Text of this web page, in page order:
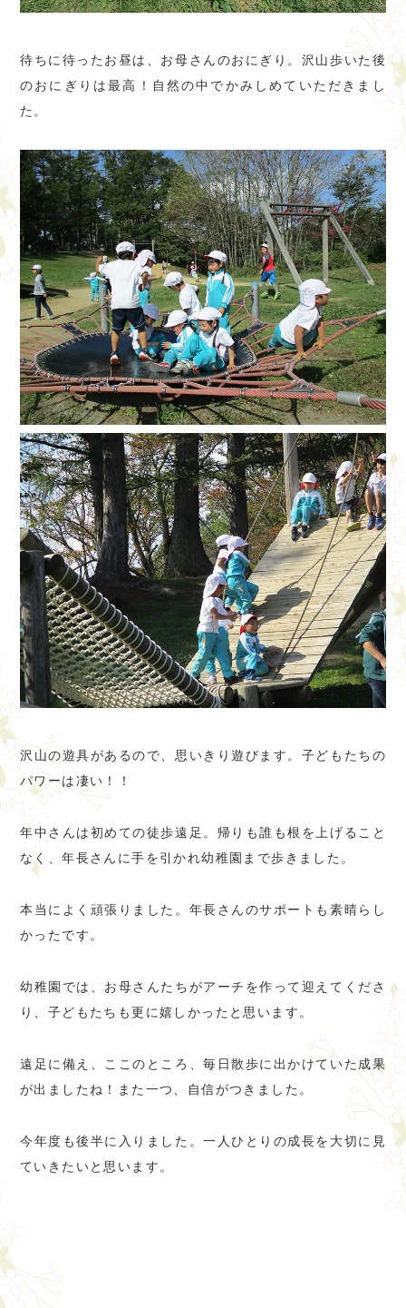
待ちに待ったお昼は、お母さんのおにぎり。沢山歩いた後
のおにぎりは最高！自然の中でかみしめていただきまし
た。
沢山の遊具があるので、思いきり遊びます。子どもたちの
パワーは凄い！！
年中さんは初めての徒歩遠足。帰りも誰も根を上げること
なく、年長さんに手を引かれ幼稚園まで歩きました。
本当によく頑張りました。年長さんのサポートも素晴らし
かったです。
幼稚園では、お母さんたちがアーチを作って迎えてくださ
り、子どもたちも更に嬉しかったと思います。
遠足に備え、ここのところ、毎日散歩に出かけていた成果
が出ましたね！また一つ、自信がつきました。
今年度も後半に入りました。一人ひとりの成長を大切に見
ていきたいと思います。